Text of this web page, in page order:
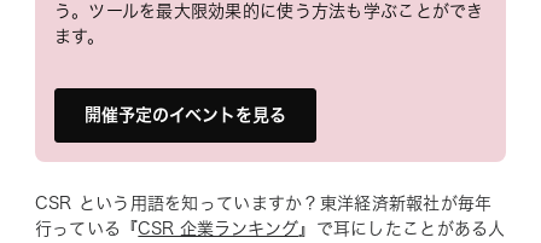
う。ツールを最大限効果的に使う方法も学ぶことができ
ます。
開催予定のイベントを見る
CSR という用語を知っていますか？東洋経済新報社が毎年
行っている『CSR 企業ランキング 』で耳にしたことがある人